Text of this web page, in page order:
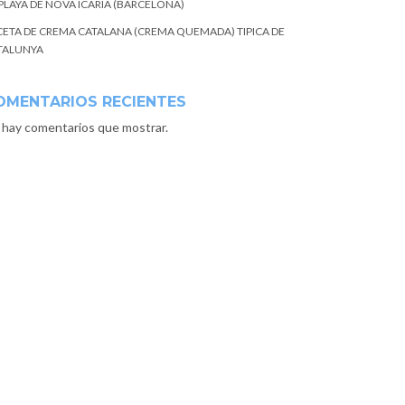
DE NOVA ICARIA (BARCELONA)
DE CREMA CATALANA (CREMA QUEMADA) TIPICA DE
RECIENTES
comentarios que mostrar.